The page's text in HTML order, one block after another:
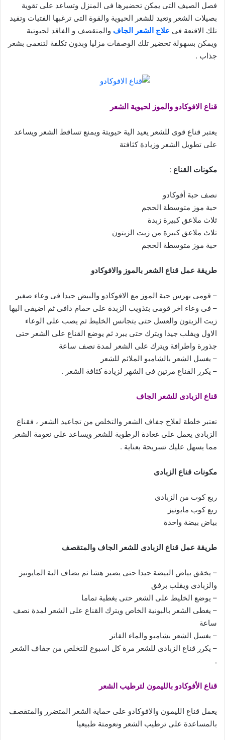
فصل الصيف التى يمكن تحضيرها فى المنزل وتساعد على تقوية
بصيلات الشعر وتعيد للشعر الحيوية والقوة التى ترغبها الفتيات وتفيد
تلك الاقنعة فى علاج الشعر الجاف والمتقصف و الفاقد لحيوتية
ويمكن بسهولة تحضير تلك الوصفات مزليا وبدون تكلفة لتنعمى بشعر
جذاب .
قناع الافوكادو والموز لحيوية الشعر
يعتبر قناع قوى للشعر يعيد الية حيويتة ويمنع تساقط الشعر ويساعد
على تطويل الشعر وزيادة كثافتة
مكونات القناع :
نصف حبة أفوكادو
حبة موز متوسطة الحجم
ثلاث ملاعق كبيرة زبدة
ثلاث ملاعق كبيرة من زيت الزيتون
حبة موز متوسطة الحجم
طريقة عمل قناع الشعر بالموز والافوكادو
– قومى بهرس حبة الموز مع الافوكادو والبيض جيدا فى وعاء صغير
– فى وعاء اخر قومى بتذويب الزبدة على حمام دافى ثم اضيفى اليها
زيت الزيتون والعسل حتى يتجانس الخليط ثم يصب على الوعاء
الاول ويفلب جيدا ويترك حتى يبرد ثم يوضع القناع على الشعر حتى
جذورة واطرافة ويترك على الشعر لمدة نصف ساعة
– يغسل الشعر بالشامبو الملائم للشعر
– يكرر القناع مرتين فى الشهر لزيادة كثافة الشعر .
قناع الزبادى للشعر الجاف
تعتبر خلطة لعلاج جفاف الشعر والتخلص من تجاعيد الشعر ، فقناع
الزبادى يعمل على غعادة الرطوبة للشعر ويساعد على نعومة الشعر
مما يسهل عليك تسريحة بعناية .
مكونات قناع الزبادى
ربع كوب من الزبادى
ربع كوب مايونيز
بياض بيضة واحدة
طريقة عمل قناع الزبادى للشعر الجاف والمتقصف
– يخفق بياض البيضة جيدا حتى يصير هشا ثم يضاف الية المايونيز
والزبادى ويقلب برفق
– يوضع الخليط على الشعر حتى يغطية تماما
– يغطى الشعر بالبونية الخاص ويترك القناع على الشعر لمدة نصف
ساعة
– يغسل الشعر بشامبو والماء الفاتر
– يكرر قناع الزبادى للشعر مرة كل اسبوع للتخلص من جفاف الشعر
.
قناع الأفوكادو بالليمون لترطيب الشعر
يعمل قناع الليمون والافوكادو على حماية الشعر المتضرر والمتقصف
بالمساعدة على ترطيب الشعر ونعومتة طبيعيا